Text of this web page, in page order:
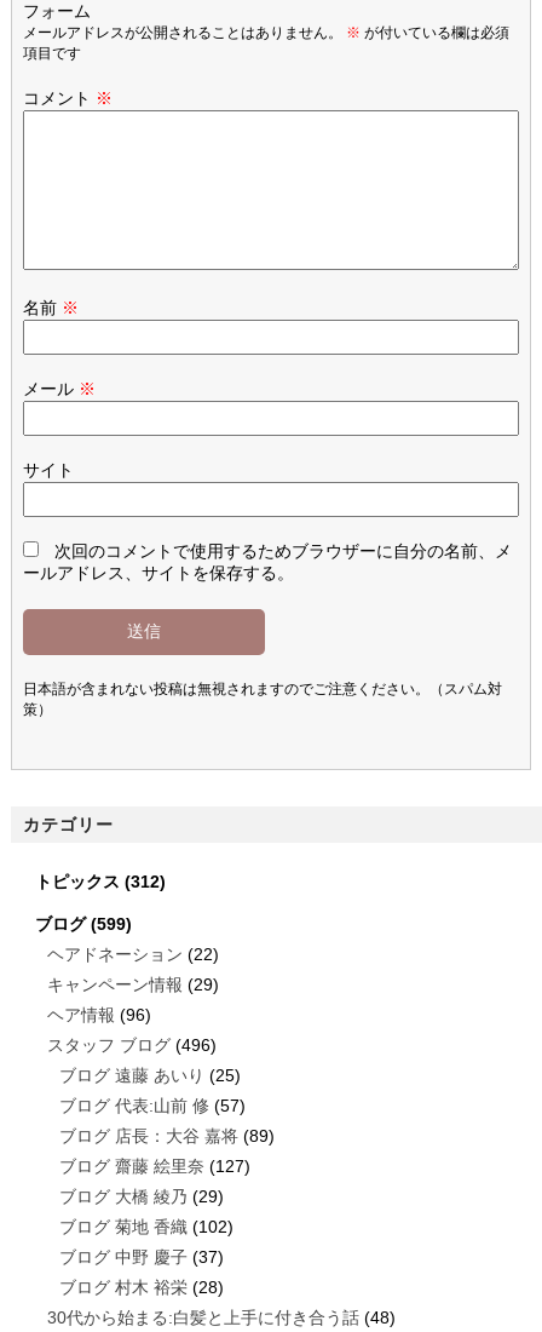
フォーム
メールアドレスが公開されることはありません。 ※ が付いている欄は必須
項目です
コメント ※
名前 ※
メール ※
サイト
次回のコメントで使用するためブラウザーに自分の名前、メ
ールアドレス、サイトを保存する。
日本語が含まれない投稿は無視されますのでご注意ください。（スパム対
策）
カテゴリー
トピックス (312)
ブログ(599)
ヘアドネーション (22)
キャンペーン情報 (29)
ヘア情報 (96)
スタッフ ブログ(496)
ブログ 遠藤 あいり (25)
ブログ 代表:山前 修 (57)
ブログ 店長：大谷 嘉将(89)
ブログ 齋藤 絵里奈 (127)
ブログ 大橋 綾乃 (29)
ブログ 菊地 香織(102)
ブログ 中野 慶子(37)
ブログ 村木 裕栄(28)
30代から始まる:白髪と上手に付き合う話(48)